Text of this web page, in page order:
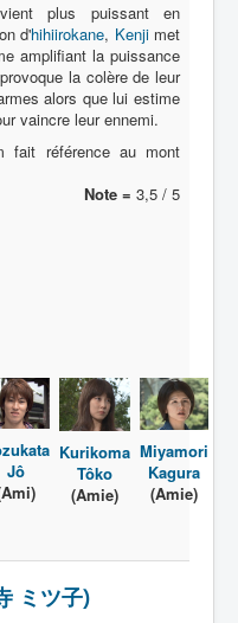
plus puissant en
d'hihiirokane, Kenjimet
amplifiant la puissance
la colère de leur
alors que lui estime
vaincre leur ennemi.
fait référence au mont
Note = 3,5 / 5
Jô
Kurikoma
Tôko
(Amie)
Miyamori
Kagura
(Amie)
ミツ子)